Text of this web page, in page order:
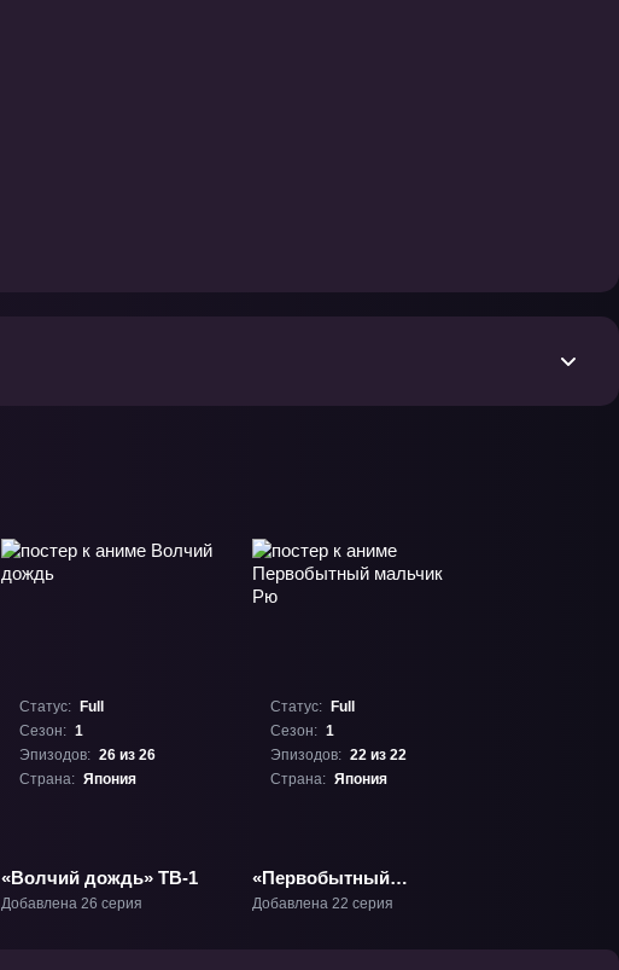
Статус:
Full
Сезон: 1
Эпизодов: 26 из 26
Страна: Япония
«Волчий дождь» ТВ-1
Добавлена 26 серия
Статус:
Full
Сезон: 1
Эпизодов: 22 из 22
Страна: Япония
«Первобытный
мальчик Рю» ТВ-1
Добавлена 22 серия